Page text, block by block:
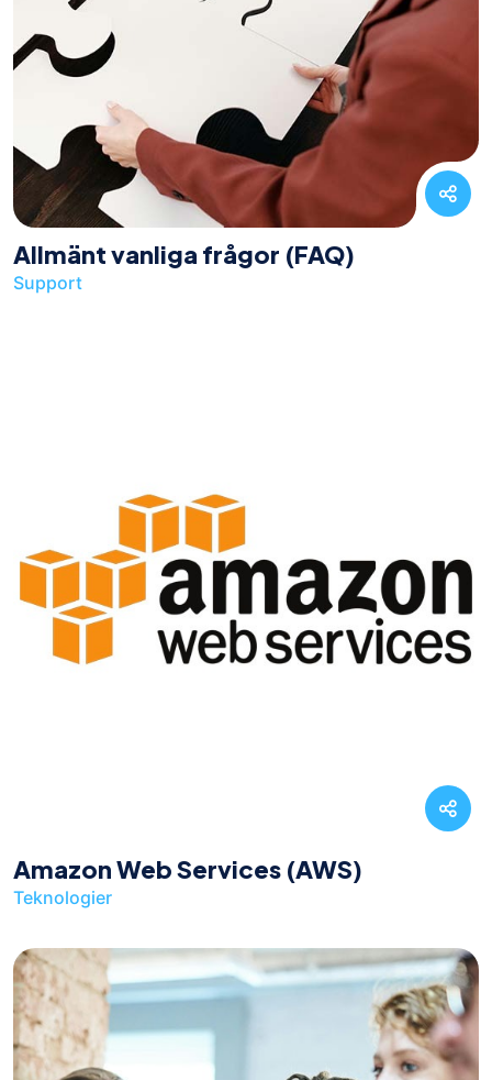
Allmänt vanliga frågor (FAQ)
Support
Amazon Web Services (AWS)
Teknologier